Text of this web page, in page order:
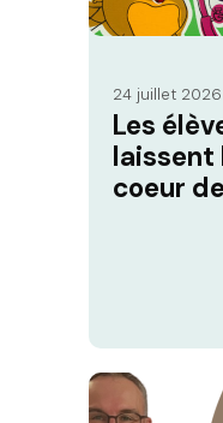
24 juillet 2026
Les
laissent
coeur